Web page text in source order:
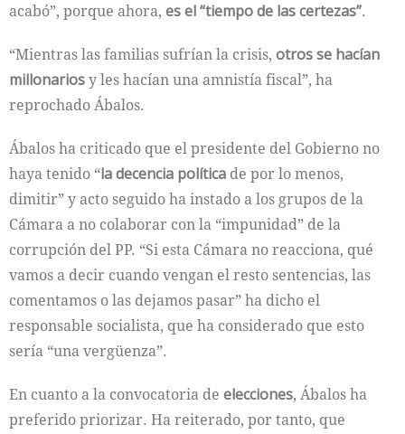
acabó”, porque ahora, es el “tiempo de las certezas”.
“Mientras las familias sufrían la crisis, otros se hacían
millonariosy les hacían una amnistía fiscal”, ha
reprochado Ábalos.
Ábalos ha criticado que el presidente del Gobierno no
haya tenido “la decencia política de por lo menos,
dimitir” y acto seguido ha instado a los grupos de la
Cámara a no colaborar con la “impunidad” de la
corrupción del PP. “Si esta Cámara no reacciona, qué
vamos a decir cuando vengan el resto sentencias, las
comentamos o las dejamos pasar” ha dicho el
responsable socialista, que ha considerado que esto
sería “una vergüenza”.
En cuanto a la convocatoria de elecciones, Ábalos ha
preferido priorizar. Ha reiterado, por tanto, que